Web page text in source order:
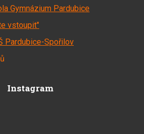
Gymnázium Pardubice
vstoupit"
Pardubice-Spořilov
Instagram